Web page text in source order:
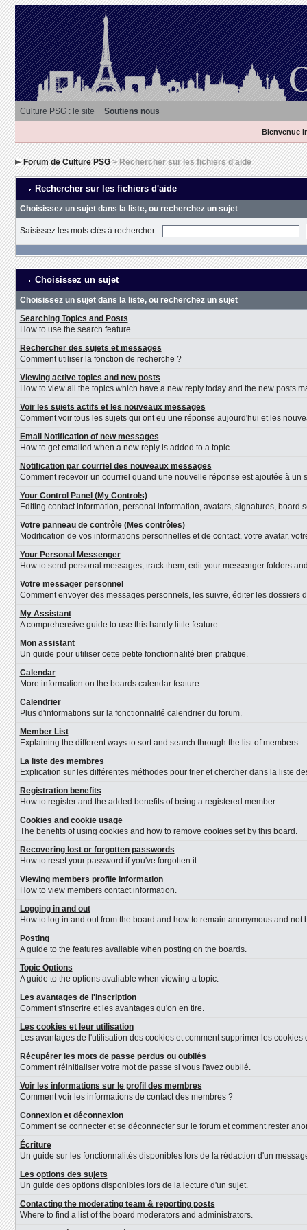
Culture PSG : le site Soutiens nous
Bienvenue
Forum de Culture PSG> Rechercher sur les fichiers d'aide
Rechercher sur les fichiers d'aide
Choisissez un sujet dans la liste, ou recherchez un sujet
Saisissez les mots clés à rechercher
Choisissez un sujet
Choisissez un sujet dans la liste, ou recherchez un sujet
Searching Topics and Posts
How to use the search feature.
Rechercher des sujets et messages
Comment utiliser la fonction de recherche ?
Viewing active topics and new posts
How to view all the topics which have a new reply today and the new posts
Voir les sujets actifs et les nouveaux messages
Comment voir tous les sujets qui ont eu une réponse aujourd'hui et les
Email Notification of new messages
How to get emailed when a new reply is added to a topic.
Notification par courriel des nouveaux messages
Comment recevoir un courriel quand une nouvelle réponse est ajoutée à un
Your Control Panel (My Controls)
Editing contact information, personal information, avatars, signatures, board
Votre panneau de contrôle (Mes contrôles)
Modification de vos informations personnelles et de contact, votre avatar,
Your Personal Messenger
How to send personal messages, track them, edit your messenger folders
Votre messager personnel
Comment envoyer des messages personnels, les suivre, éditer les dossiers
My Assistant
A comprehensive guide to use this handy little feature.
Mon assistant
Un guide pour utiliser cette petite fonctionnalité bien pratique.
Calendar
More information on the boards calendar feature.
Calendrier
Plus d'informations sur la fonctionnalité calendrier du forum.
Member List
Explaining the different ways to sort and search through the list of members.
La liste des membres
Explication sur les différentes méthodes pour trier et chercher dans la liste
Registration benefits
How to register and the added benefits of being a registered member.
Cookies and cookie usage
The benefits of using cookies and how to remove cookies set by this board.
Recovering lost or forgotten passwords
How to reset your password if you've forgotten it.
Viewing members profile information
How to view members contact information.
Logging in and out
How to log in and out from the board and how to remain anonymous and not
Posting
A guide to the features available when posting on the boards.
Topic Options
A guide to the options avaliable when viewing a topic.
Les avantages de l'inscription
Comment s'inscrire et les avantages qu'on en tire.
Les cookies et leur utilisation
Les avantages de l'utilisation des cookies et comment supprimer les cookies
Récupérer les mots de passe perdus ou oubliés
Comment réinitialiser votre mot de passe si vous l'avez oublié.
Voir les informations sur le profil des membres
Comment voir les informations de contact des membres ?
Connexion et déconnexion
Comment se connecter et se déconnecter sur le forum et comment rester
Écriture
Un guide sur les fonctionnalités disponibles lors de la rédaction d'un
Les options des sujets
Un guide des options disponibles lors de la lecture d'un sujet.
Contacting the moderating team & reporting posts
Where to find a list of the board moderators and administrators.